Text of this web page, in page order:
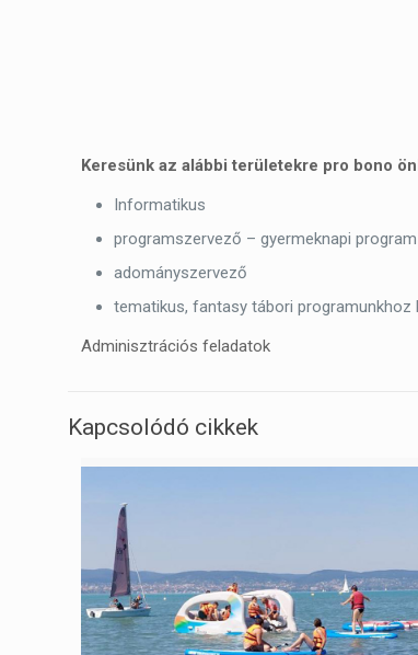
Keresünk az alábbi területekre pro bono
Informatikus
programszervező – gyermeknapi
adományszervező
tematikus, fantasy tábori
Adminisztrációs feladatok
Kapcsolódó cikkek